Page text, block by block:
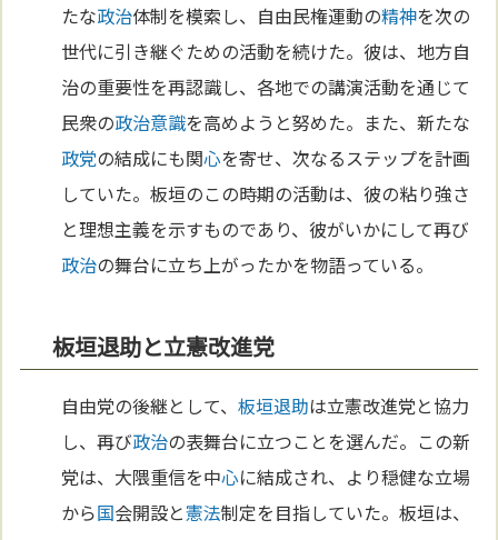
たな政治体制を模索し、自由民権運動の精神を次の
世代に引き継ぐための活動を続けた。彼は、地方自
治の重要性を再認識し、各地での講演活動を通じて
民衆の政治意識を高めようと努めた。また、新たな
政党の結成にも関心を寄せ、次なるステップを計画
していた。板垣のこの時期の活動は、彼の粘り強さ
と理想主義を示すものであり、彼がいかにして再び
政治の舞台に立ち上がったかを物語っている。
板垣退助と立憲改進党
自由党の後継として、板垣退助は立憲改進党と協力
し、再び政治の表舞台に立つことを選んだ。この新
党は、大隈重信を中心に結成され、より穏健な立場
から国会開設と憲法制定を目指していた。板垣は、